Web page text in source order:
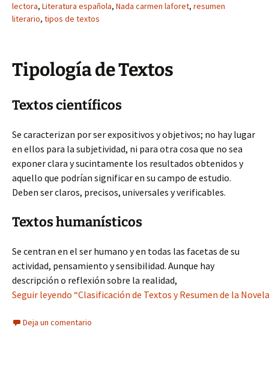
lectora, Literatura española, Nada carmen laforet, resumen
literario, tipos de textos
Tipología de Textos
Textos científicos
Se caracterizan por ser expositivos y objetivos; no hay lugar
en ellos para la subjetividad, ni para otra cosa que no sea
exponer clara y sucintamente los resultados obtenidos y
aquello que podrían significar en su campo de estudio.
Deben ser claros, precisos, universales y verificables.
Textos humanísticos
Se centran en el ser humano y en todas las facetas de su
actividad, pensamiento y sensibilidad. Aunque hay
descripción o reflexión sobre la realidad,
Seguir leyendo “Clasificación de Textos y Resumen de la
Deja un comentario